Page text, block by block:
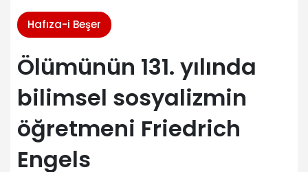
Hafıza-i Beşer
Ölümünün 131. yılında
bilimsel sosyalizmin
öğretmeni Friedrich
Engels